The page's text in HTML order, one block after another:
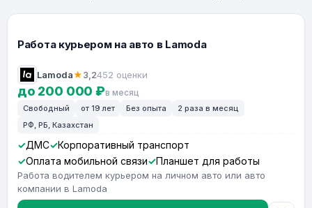
Работа курьером на авто в Lamoda
Lamoda★3,2452 оценки
до 200 000 ₽в месяц
Свободный от 19 лет Без опыта
2 раза в месяц
РФ, РБ, Казахстан
ДМС
Корпоративный транспорт
Оплата мобильной связи
Планшет для работы
Работа водителем курьером на личном авто или авто
компании в Lamoda